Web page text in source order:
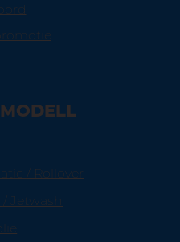
/ Rollover
Jetwash